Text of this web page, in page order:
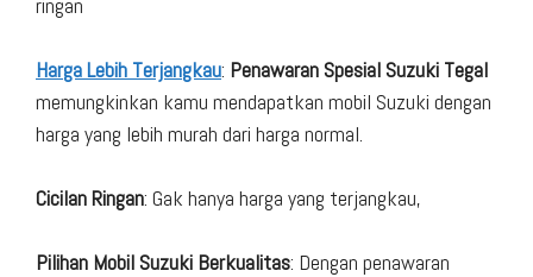
Harga Lebih Terjangkau: Penawaran Spesial Suzuki Tegal
memungkinkan kamu mendapatkan mobil Suzuki dengan
harga yang lebih murah dari harga normal.
Cicilan Ringan: Gak hanya harga yang terjangkau,
Pilihan Mobil Suzuki Berkualitas: Dengan penawaran